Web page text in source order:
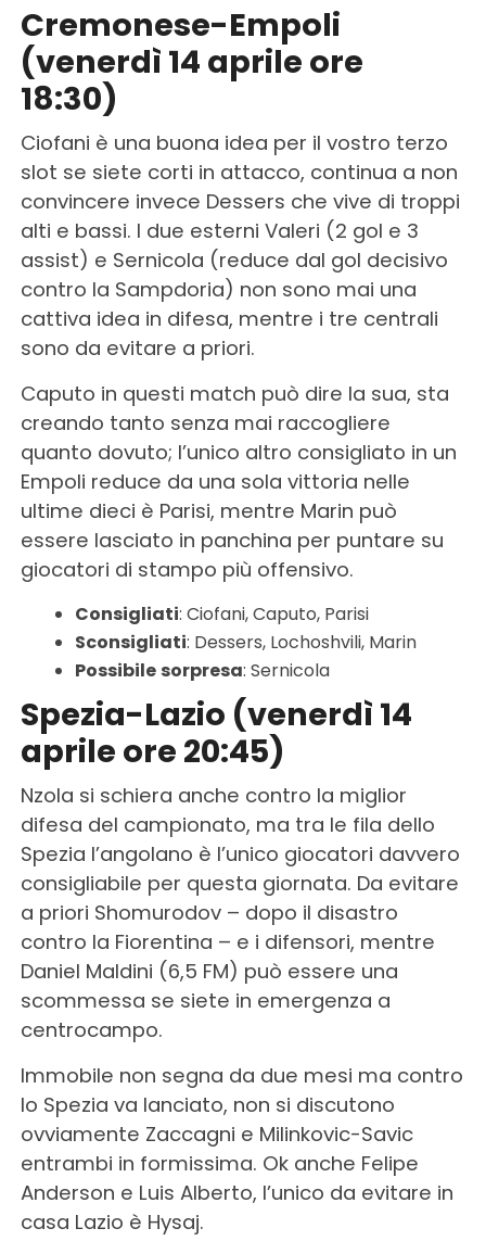
Cremonese-Empoli
(venerdì 14 aprile ore
18:30)
Ciofani è una buona idea per il vostro terzo
slot se siete corti in attacco, continua a non
convincere invece Dessers che vive di troppi
alti e bassi. I due esterni Valeri (2 gol e 3
assist) e Sernicola (reduce dal gol decisivo
contro la Sampdoria) non sono mai una
cattiva idea in difesa, mentre i tre centrali
sono da evitare a priori.
Caputo in questi match può dire la sua, sta
creando tanto senza mai raccogliere
quanto dovuto; l’unico altro consigliato in un
Empoli reduce da una sola vittoria nelle
ultime dieci è Parisi, mentre Marin può
essere lasciato in panchina per puntare su
giocatori di stampo più offensivo.
Consigliati: Ciofani, Caputo, Parisi
Sconsigliati: Dessers, Lochoshvili, Marin
Possibile sorpresa: Sernicola
Spezia-Lazio (venerdì 14
aprile ore 20:45)
Nzola si schiera anche contro la miglior
difesa del campionato, ma tra le fila dello
Spezia l’angolano è l’unico giocatori davvero
consigliabile per questa giornata. Da evitare
a priori Shomurodov – dopo il disastro
contro la Fiorentina – e i difensori, mentre
Daniel Maldini (6,5 FM) può essere una
scommessa se siete in emergenza a
centrocampo.
Immobile non segna da due mesi ma contro
lo Spezia va lanciato, non si discutono
ovviamente Zaccagni e Milinkovic-Savic
entrambi in formissima. Ok anche Felipe
Anderson e Luis Alberto, l’unico da evitare in
casa Lazio è Hysaj.